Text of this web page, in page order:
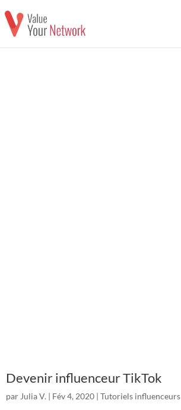
Devenir influenceur TikTok
par Julia V. | Fév 4, 2020 | Tutoriels influenceurs